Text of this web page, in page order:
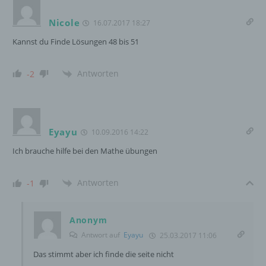
Nicole 16.07.2017 18:27
Kannst du Finde Lösungen 48 bis 51
-2 Antworten
Eyayu 10.09.2016 14:22
Ich brauche hilfe bei den Mathe übungen
-1 Antworten
Anonym
Antwort auf Eyayu 25.03.2017 11:06
Das stimmt aber ich finde die seite nicht
gemeinsam mit anderen über die Zwecke
und Mittel der Verarbeitung von
Verarbeitung durch das Unionsrecht oder
beziehungsweise können die bestimmten
Kriterien seiner Benennung nach dem
Unionsrecht oder dem Recht der
Mitgliedstaaten vorgesehen werden.